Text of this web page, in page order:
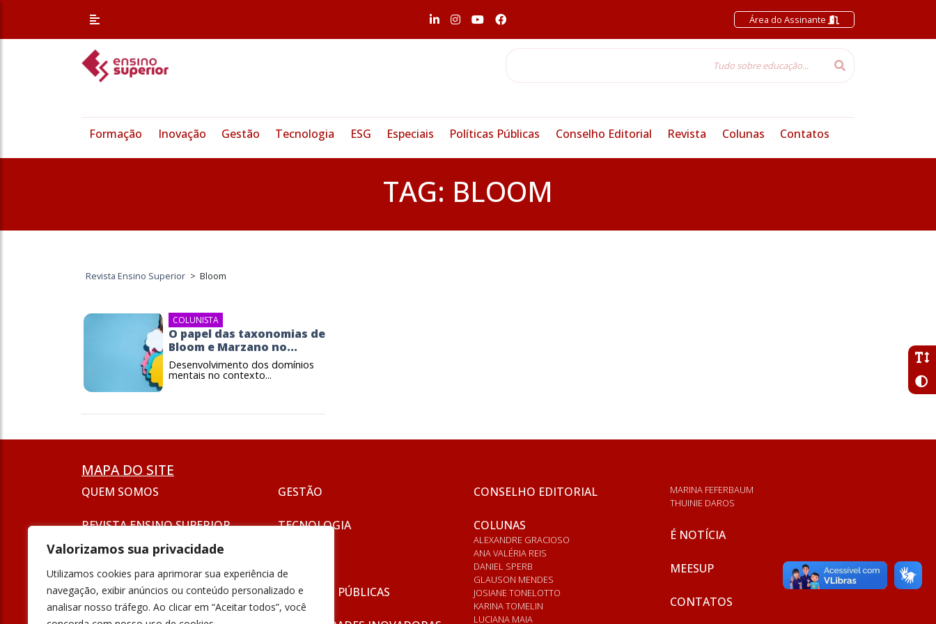
Valorizamos sua privacidade
Utilizamos cookies para aprimorar sua experiência de
navegação, exibir anúncios ou conteúdo personalizado e
analisar nosso tráfego. Ao clicar em “Aceitar todos”, você
Área do Assinante
Formação Inovação Gestão Tecnologia ESG Especiais Políticas Públicas Conselho Editorial Revista Colunas Contatos
TAG: BLOOM
Revista Ensino Superior > Bloom
COLUNISTA
O papel das taxonomias de
Bloom e Marzano no...
Desenvolvimento dos domínios
mentais no contexto...
MAPA DO SITE
QUEM SOMOS
REVISTA ENSINO SUPERIOR
SEJA UM ANUNCIANTE
FORMAÇÃO
INOVAÇÃO
GESTÃO
TECNOLOGIA
POLÍTICAS PÚBLICAS
CONSELHO EDITORIAL
COLUNAS
ALEXANDRE GRACIOSO
ANA VALÉRIA REIS
DANIEL SPERB
GLAUSON MENDES
JOSIANE TONELOTTO
KARINA TOMELIN
LUCIANA MAIA
MARINA FEFERBAUM
THUINIE DAROS
É NOTÍCIA
MEESUP
CONTATOS